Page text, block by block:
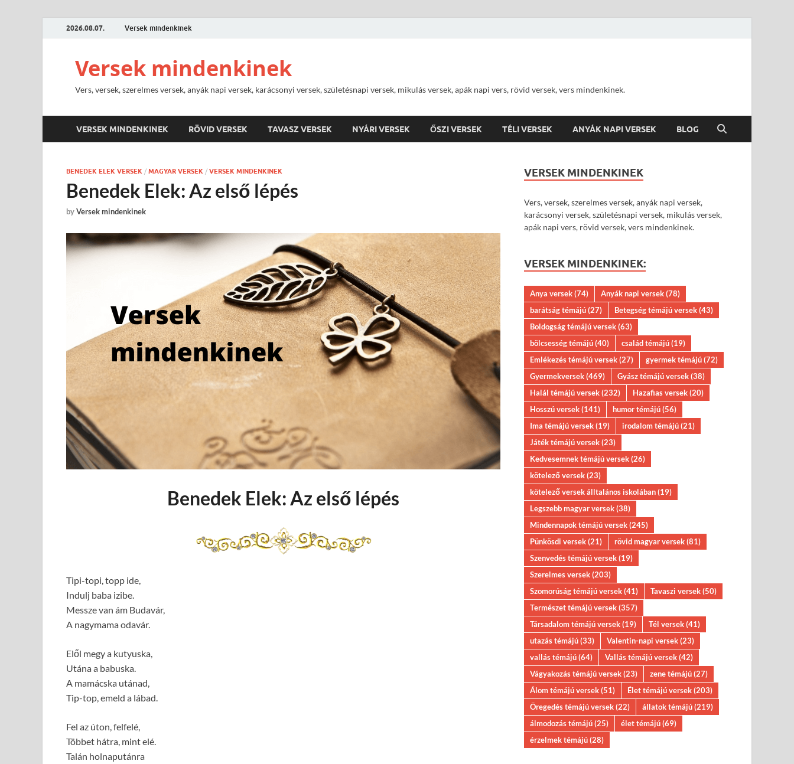
2026.08.07. Versek mindenkinek
Versek mindenkinek
Vers, versek, szerelmes versek, anyák napi versek, karácsonyi versek, születésnapi versek, mikulás versek, apák napi vers, rövid versek, vers mindenkinek.
VERSEK MINDENKINEK RÖVID VERSEK TAVASZ VERSEK NYÁRI VERSEK ŐSZI VERSEK TÉLI VERSEK ANYÁK NAPI VERSEK BLOG
BENEDEK ELEK VERSEK / MAGYAR VERSEK / VERSEK MINDENKINEK
Benedek Elek: Az első lépés
byVersek mindenkinek
Benedek Elek: Az első lépés
Tipi-topi, topp ide,
Indulj baba izibe.
Messze van ám Budavár,
A nagymama odavár.
Elől megy a kutyuska,
Utána a babuska.
A mamácska utánad,
Tip-top, emeld a lábad.
Fel az úton, felfelé,
Többet hátra, mint elé.
Talán holnaputánra
VERSEK MINDENKINEK
Vers, versek, szerelmes versek, anyák napi versek,
karácsonyi versek, születésnapi versek, mikulás versek,
apák napi vers, rövid versek, vers mindenkinek.
VERSEK MINDENKINEK:
Anya versek(74) Anyák napi versek(78)
barátság témájú(27) Betegség témájú versek(43)
Boldogság témájú versek(63)
bölcsesség témájú(40) család témájú(19)
Emlékezés témájú versek(27) gyermek témájú(72)
Gyermekversek(469) Gyász témájú versek(38)
Halál témájú versek(232) Hazafias versek(20)
Hosszú versek(141) humor témájú(56)
Ima témájú versek(19) irodalom témájú(21)
Játék témájú versek(23)
Kedvesemnek témájú versek(26)
kötelező versek(23)
kötelező versek álltalános iskolában(19)
Legszebb magyar versek(38)
Mindennapok témájú versek(245)
Pünkösdi versek(21) rövid magyar versek(81)
Szenvedés témájú versek(19)
Szerelmes versek(203)
Szomorúság témájú versek(41) Tavaszi versek(50)
Természet témájú versek(357)
Társadalom témájú versek(19) Tél versek(41)
utazás témájú(33) Valentin-napi versek(23)
vallás témájú(64) Vallás témájú versek(42)
Vágyakozás témájú versek(23) zene témájú(27)
Álom témájú versek(51) Élet témájú versek(203)
Öregedés témájú versek(22) állatok témájú(219)
álmodozás témájú(25) élet témájú(69)
érzelmek témájú(28)